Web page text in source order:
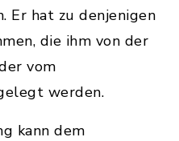
Er hat zu denjenigen
die ihm von der
vom
werden.
kann dem